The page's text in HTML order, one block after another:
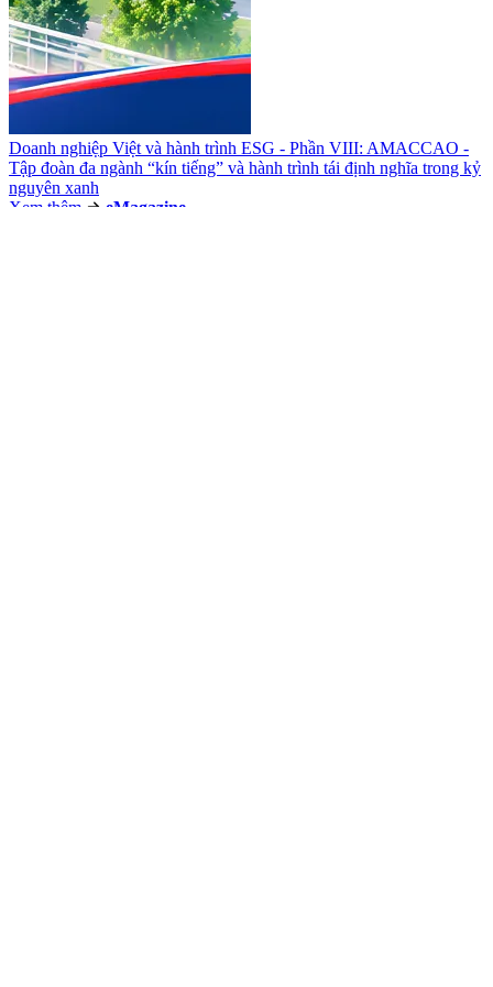
Doanh nghiệp Việt và hành trình ESG - Phần VIII: AMACCAO -
Tập đoàn đa ngành “kín tiếng” và hành trình tái định nghĩa trong kỷ
nguyên xanh
Xem thêm
eMagazine